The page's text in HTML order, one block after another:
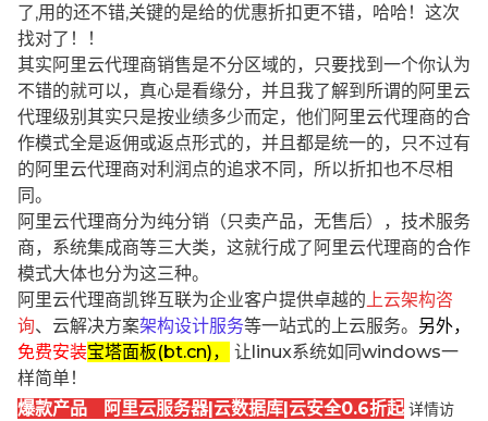
了,用的还不错,关键的是给的优惠折扣更不错，哈哈！这次
找对了！！
其实阿里云代理商销售是不分区域的，只要找到一个你认为
不错的就可以，真心是看缘分，并且我了解到所谓的阿里云
代理级别其实只是按业绩多少而定，他们阿里云代理商的合
作模式全是返佣或返点形式的，并且都是统一的，只不过有
的阿里云代理商对利润点的追求不同，所以折扣也不尽相
同。
阿里云代理商分为纯分销（只卖产品，无售后），技术服务
商，系统集成商等三大类，这就行成了阿里云代理商的合作
模式大体也分为这三种。
阿里云代理商凯铧互联为企业客户提供卓越的 上云架构咨
询、云解决方案架构设计服务等一站式的上云服务。 另外，
免费安装宝塔面板(bt.cn)，
让linux系统如同windows一
样简单！
爆款产品 阿里云服务器|云数据库|云安全0.6折起 详情访